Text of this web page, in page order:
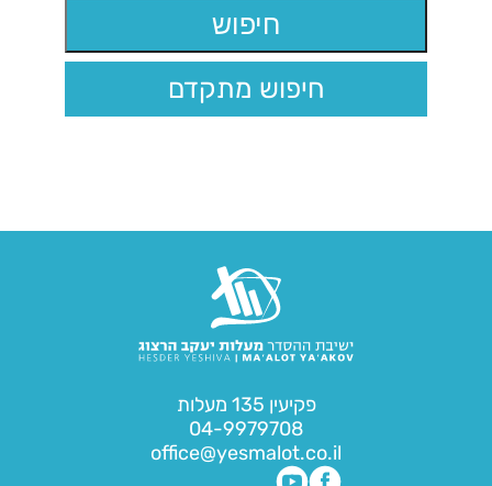
חיפוש מתקדם
פקיעין 135 מעלות
04-9979708
office@yesmalot.co.il